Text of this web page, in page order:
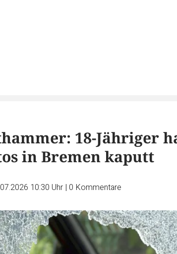
18-Jähriger
in Bremen kaputt
10:30 Uhr | 0 Kommentare